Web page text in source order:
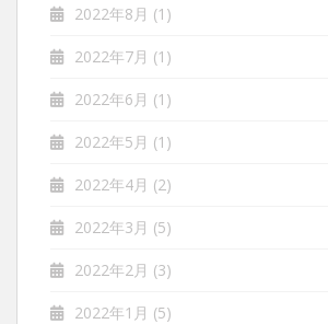
2022年8月 (1)
2022年7月 (1)
2022年6月 (1)
2022年5月 (1)
2022年4月 (2)
2022年3月 (5)
2022年2月 (3)
2022年1月 (5)